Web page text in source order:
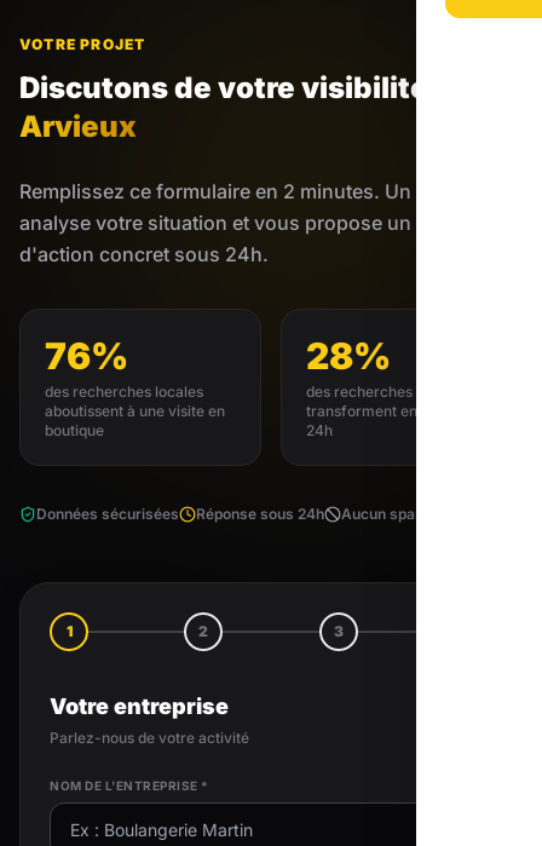
VOTRE PROJET
Discutons de votre visibilité
Arvieux
Remplissez ce formulaire en 2 minutes. Un expert
analyse votre situation et vous propose un plan
d'action concret sous 24h.
76%
des recherches locales
aboutissent à une visite en
boutique
28%
des recherches locales se
transforment en achat sous
24h
Données sécurisées Réponse sous 24h Aucun spam
1 2 3
Votre entreprise
Parlez-nous de votre activité
NOM DE L'ENTREPRISE *